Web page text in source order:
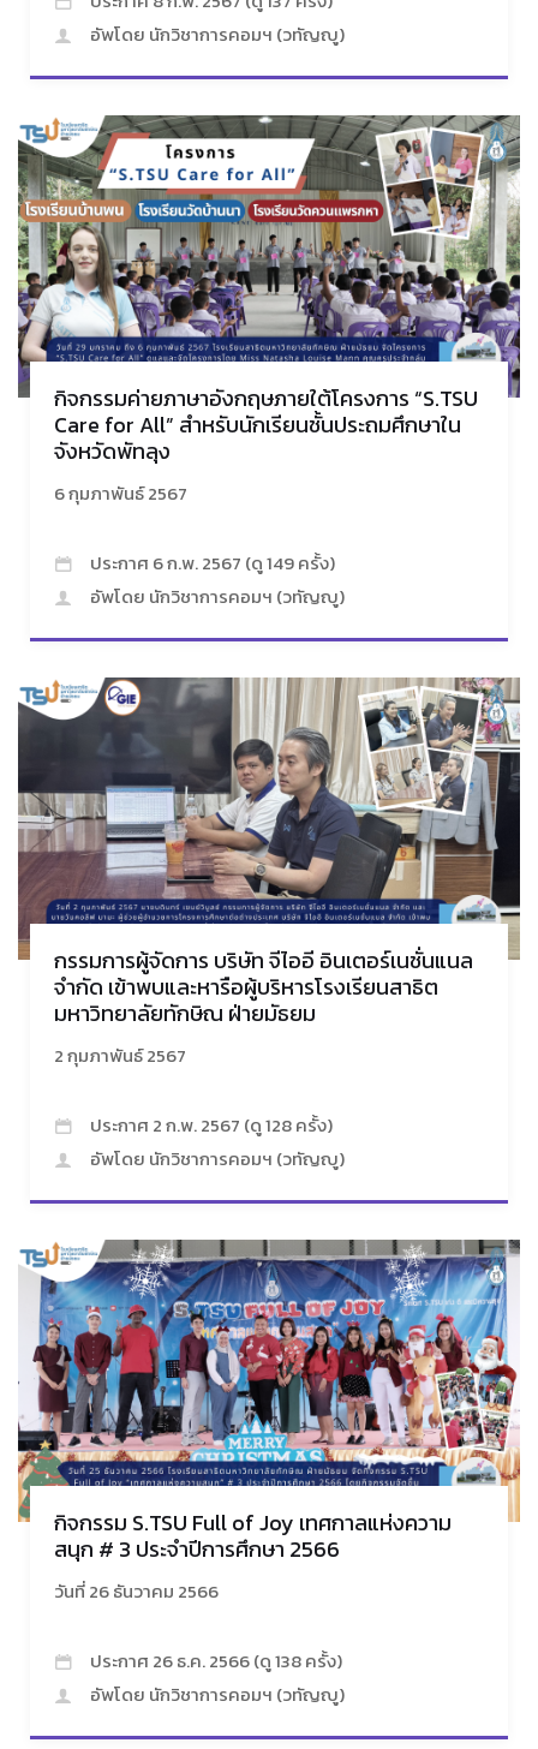
อัพโดย นักวิชาการคอมฯ (วทัญญู)
กิจกรรมค่ายภาษาอังกฤษภายใต้โครงการ “S.TSU
Care for All” สำหรับนักเรียนชั้นประถมศึกษาใน
จังหวัดพัทลุง
6 กุมภาพันธ์ 2567
ประกาศ 6 ก.พ. 2567 (ดู 149 ครั้ง)
อัพโดย นักวิชาการคอมฯ (วทัญญู)
กรรมการผู้จัดการ บริษัท จีไออี อินเตอร์เนชั่นแนล
จำกัด เข้าพบและหารือผู้บริหารโรงเรียนสาธิต
มหาวิทยาลัยทักษิณ ฝ่ายมัธยม
2 กุมภาพันธ์ 2567
ประกาศ 2 ก.พ. 2567 (ดู 128 ครั้ง)
อัพโดย นักวิชาการคอมฯ (วทัญญู)
กิจกรรม S.TSU Full of Joy เทศกาลแห่งความ
สนุก # 3 ประจำปีการศึกษา 2566
วันที่ 26 ธันวาคม 2566
ประกาศ 26 ธ.ค. 2566 (ดู 138 ครั้ง)
อัพโดย นักวิชาการคอมฯ (วทัญญู)